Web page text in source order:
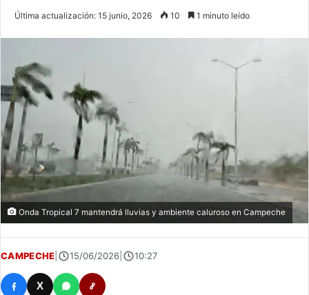
an
Última actualización: 15 junio, 2026 10 1 minuto leído
Onda Tropical 7 mantendrá lluvias y ambiente caluroso en Campeche
CAMPECHE 15/06/2026 10:27
X